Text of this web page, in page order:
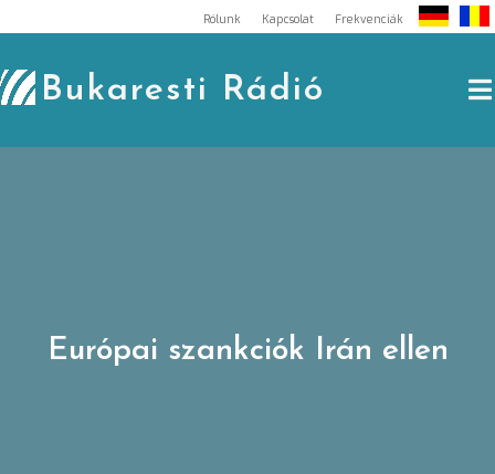
to
content
Rólunk Kapcsolat Frekvenciák
Bukaresti Rádió
Európai szankciók Irán ellen